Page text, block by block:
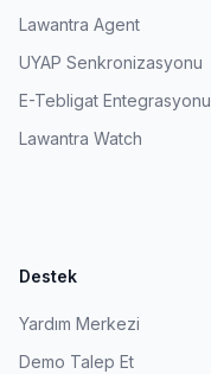
Lawantra Agent
UYAP Senkronizasyonu
E-Tebligat Entegrasyonu
Lawantra Watch
Destek
Yardım Merkezi
Demo Talep Et